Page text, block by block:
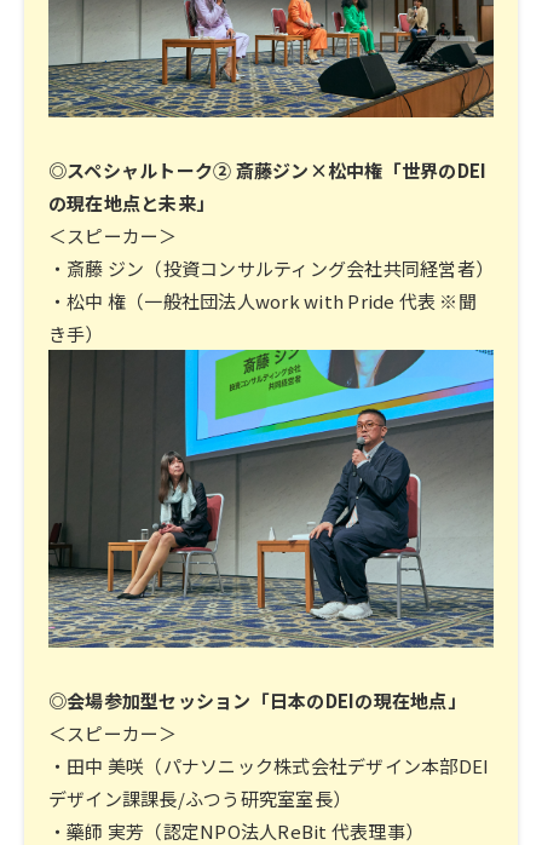
◎スペシャルトーク② 斎藤ジン×松中権「世界のDEI
の現在地点と未来」
＜スピーカー＞
・斎藤 ジン（投資コンサルティング会社共同経営者）
・松中 権（一般社団法人work with Pride 代表 ※聞
き手）
◎会場参加型セッション「日本のDEIの現在地点」
＜スピーカー＞
・田中 美咲（パナソニック株式会社デザイン本部DEI
デザイン課課長/ふつう研究室室長）
・藥師 実芳（認定NPO法人ReBit 代表理事）